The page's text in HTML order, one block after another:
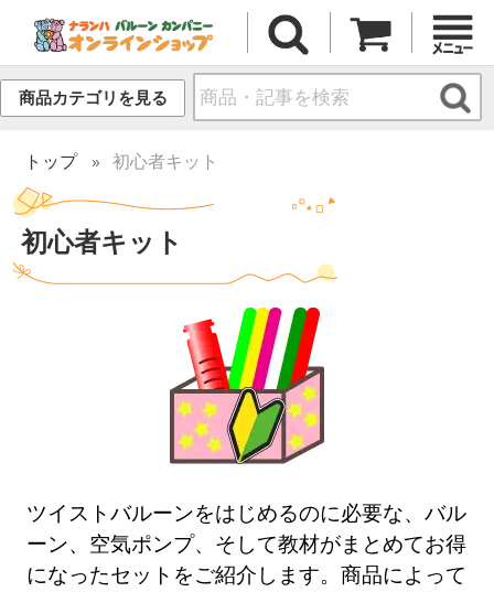
商品カテゴリを見る
トップ 初心者キット
初心者キット
ツイストバルーンをはじめるのに必要な、バル
ーン、空気ポンプ、そして教材がまとめてお得
になったセットをご紹介します。商品によって